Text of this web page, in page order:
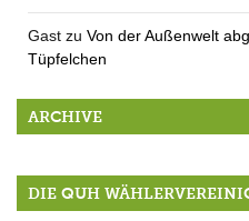
Gast zu Von der Außenwelt
Tüpfelchen
ARCHIVE
DIE QUH